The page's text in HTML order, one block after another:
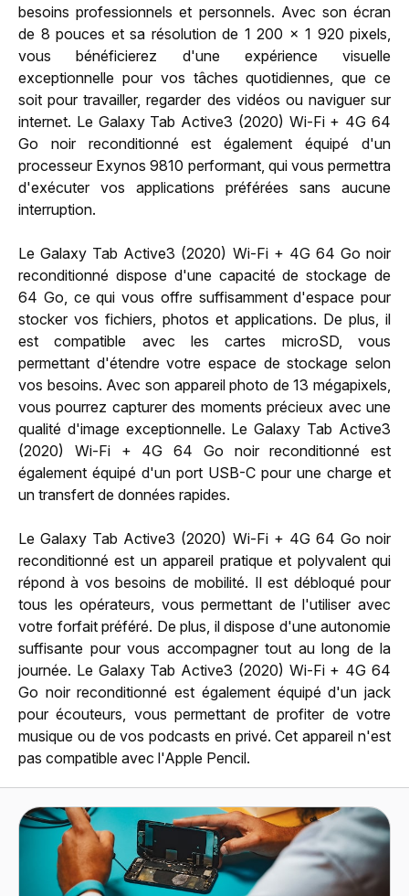
besoins professionnels et personnels. Avec son écran
de 8 pouces et sa résolution de 1 200 x 1 920 pixels,
vous bénéficierez d'une expérience visuelle
exceptionnelle pour vos tâches quotidiennes, que ce
soit pour travailler, regarder des vidéos ou naviguer sur
internet. Le Galaxy Tab Active3 (2020) Wi-Fi + 4G 64
Go noir reconditionné est également équipé d'un
processeur Exynos 9810 performant, qui vous permettra
d'exécuter vos applications préférées sans aucune
interruption.
Le Galaxy Tab Active3 (2020) Wi-Fi + 4G 64 Go noir
reconditionné dispose d'une capacité de stockage de
64 Go, ce qui vous offre suffisamment d'espace pour
stocker vos fichiers, photos et applications. De plus, il
est compatible avec les cartes microSD, vous
permettant d'étendre votre espace de stockage selon
vos besoins. Avec son appareil photo de 13 mégapixels,
vous pourrez capturer des moments précieux avec une
qualité d'image exceptionnelle. Le Galaxy Tab Active3
(2020) Wi-Fi + 4G 64 Go noir reconditionné est
également équipé d'un port USB-C pour une charge et
un transfert de données rapides.
Le Galaxy Tab Active3 (2020) Wi-Fi + 4G 64 Go noir
reconditionné est un appareil pratique et polyvalent qui
répond à vos besoins de mobilité. Il est débloqué pour
tous les opérateurs, vous permettant de l'utiliser avec
votre forfait préféré. De plus, il dispose d'une autonomie
suffisante pour vous accompagner tout au long de la
journée. Le Galaxy Tab Active3 (2020) Wi-Fi + 4G 64
Go noir reconditionné est également équipé d'un jack
pour écouteurs, vous permettant de profiter de votre
musique ou de vos podcasts en privé. Cet appareil n'est
pas compatible avec l'Apple Pencil.